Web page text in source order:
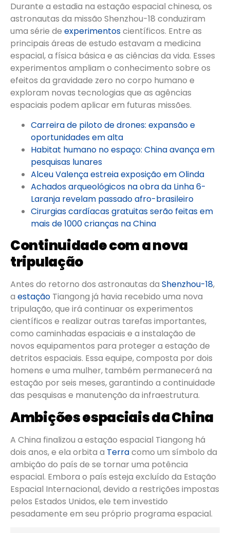
Durante a estadia na estação espacial chinesa, os
astronautas da missão Shenzhou-18 conduziram
uma série de experimentoscientíficos. Entre as
principais áreas de estudo estavam a medicina
espacial, a física básica e as ciências da vida. Esses
experimentos ampliam o conhecimento sobre os
efeitos da gravidade zero no corpo humano e
exploram novas tecnologias que as agências
espaciais podem aplicar em futuras missões.
Carreira de piloto de drones: expansão e
oportunidades em alta
Habitat humano no espaço: China avança em
pesquisas lunares
Alceu Valença estreia exposição em Olinda
Achados arqueológicos na obra da Linha 6-
Laranja revelam passado afro-brasileiro
Cirurgias cardíacas gratuitas serão feitas em
mais de 1000 crianças na China
Continuidade com a nova
tripulação
Antes do retorno dos astronautas da Shenzhou-18,
a estação Tiangong já havia recebido uma nova
tripulação, que irá continuar os experimentos
científicos e realizar outras tarefas importantes,
como caminhadas espaciais e a instalação de
novos equipamentos para proteger a estação de
detritos espaciais. Essa equipe, composta por dois
homens e uma mulher, também permanecerá na
estação por seis meses, garantindo a continuidade
das pesquisas e manutenção da infraestrutura.
Ambições espaciais da China
A China finalizou a estação espacial Tiangong há
dois anos, e ela orbita a Terracomo um símbolo da
ambição do país de se tornar uma potência
espacial. Embora o país esteja excluído da Estação
Espacial Internacional, devido a restrições impostas
pelos Estados Unidos, ele tem investido
pesadamente em seu próprio programa espacial.